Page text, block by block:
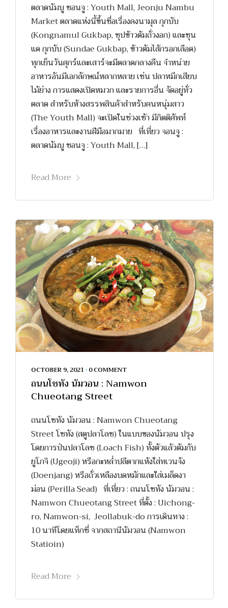
ตลาดนัมบู ชอนจู : Youth Mall, Jeonju Nambu
Market ตลาดแห่งนี้ขึ้นชื่อเรื่องคงนามุล กุกบับ
(Kongnamul Gukbap, ซุปข้าวต้มถั่วงอก) และซุน
แด กุกบับ (Sundae Gukbap, ข้าวต้มไส้กรอกเลือด)
ทุกเย็นวันศุกร์และเสาร์จะมีตลาดกลางคืน จำหน่าย
อาหารอันมีเอกลักษณ์หลากหลาย เช่น ปลาหมึกเสียบ
ไม้ย่าง การแสดงเปิดหมวก และรายการอื่น จัดอยู่ทั่ว
ตลาด สำหรับห้างสรรพสินค้าสำหรับคนหนุ่มสาว
(The Youth Mall) จะเปิดในช่วงเช้า มีกิตติศัพท์
เรื่องอาหารและงานฝีมือมากมาย ที่เที่ยว จอนจู :
ตลาดนัมบู ชอนจู : Youth Mall, […]
Read More
OCTOBER 9, 2021 • 0 COMMENT
ถนนโชทัง นัมวอน : Namwon
Chueotang Street
ถนนโชทัง นัมวอน : Namwon Chueotang
Street โชทัง (สตูปลาโลช) ในแบบของนัมวอน ปรุง
โดยการป่นปลาโลช (Loach Fish) ทั้งตัวแล้วต้มกับ
ยูโกจิ (Ugeoji) หรือกะหล่ำปลีตากแห้งใส่ทเวนจัง
(Doenjang) หรือถั่วเหลืองบดหมักและใส่เมล็ดงา
ม่อน (Perilla Sead) ที่เที่ยว : ถนนโชทัง นัมวอน :
Namwon Chueotang Street ที่ตั้ง : Uichong-
ro, Namwon-si, Jeollabuk-do การเดินทาง :
10 นาทีโดยแท็กซี่ จากสถานีนัมวอน (Namwon
Statioin)
Read More